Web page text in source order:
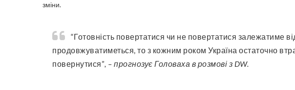
зміни.
“Готовність повертатися чи не повертатися залежатиме від тривалості війни. Якщо війна
продовжуватиметься, то з кожним роком Україна остаточно
повернутися”, – прогнозує Головаха в розмові з DW.